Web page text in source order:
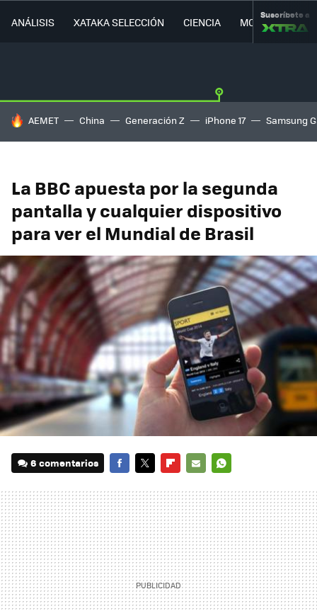
ANÁLISIS XATAKA SELECCIÓN CIENCIA MOVILIDAD
Suscríbete a
HOY SE HABLA DE
AEMET China Generación Z iPhone 17 Samsung
La BBC apuesta por la segunda
pantalla y cualquier dispositivo
para ver el Mundial de Brasil
6 comentarios
MAIL